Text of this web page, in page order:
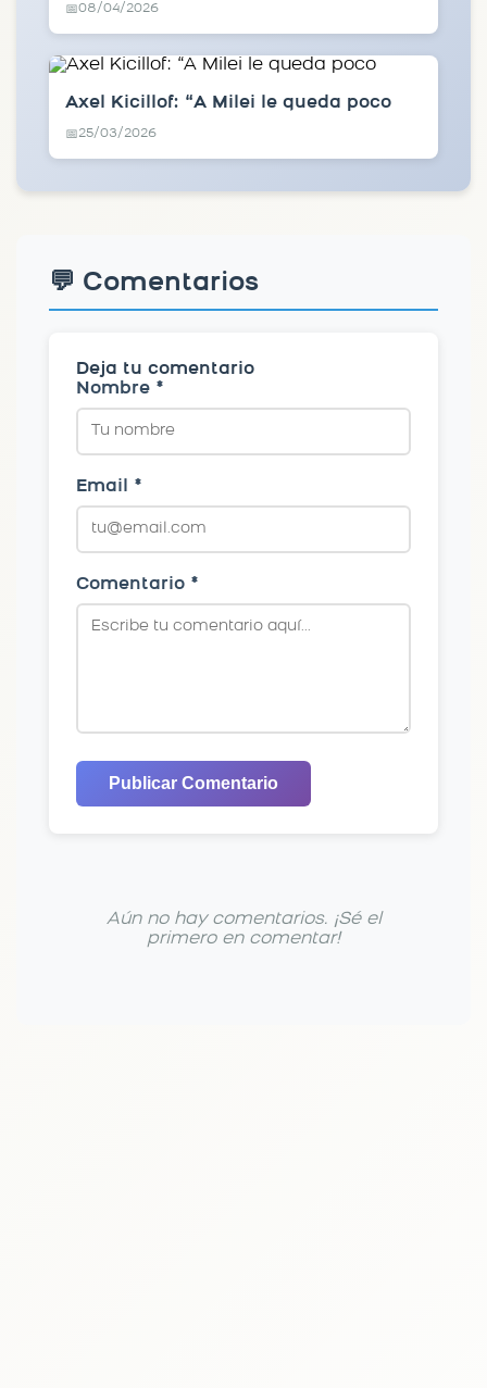
📅08/04/2026
Axel Kicillof: “A Milei le queda poco
📅25/03/2026
💬 Comentarios
Deja tu comentario
Nombre *
Email *
Comentario *
Publicar Comentario
Aún no hay comentarios. ¡Sé el
primero en comentar!